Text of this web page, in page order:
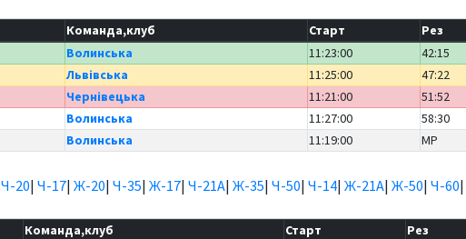
Команда,клуб Старт Рез
Волинська 11:23:00 42:15
Львівська 11:25:00 47:22
Чернівецька 11:21:00 51:52
Волинська 11:27:00 58:30
Волинська 11:19:00 MP
Ч-20| Ч-17| Ж-20| Ч-35| Ж-17| Ч-21А| Ж-35| Ч-50| Ч-14| Ж-21А| Ж-50| Ч-60|
Команда,клуб Старт Рез